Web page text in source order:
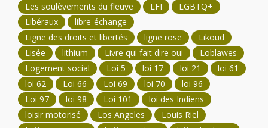
Les soulèvements du fleuve
LFI
LGBTQ+
Libéraux
libre-échange
Ligne des droits et libertés
ligne rose
Likoud
Lisée
lithium Livre qui fait dire oui
Loblawes
Logement social
Loi 5 loi 17 loi 21
loi 61
loi 62
Loi 66 Loi 69 loi 70
loi 96
Loi 97
loi 98 Loi 101
loi des Indiens
loisir motorisé
Los Angeles
Louis Riel